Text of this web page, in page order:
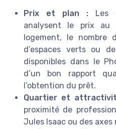
Prix et plan : Les
analysent le prix au
logement, le nombre
d’espaces verts ou
disponibles dans le
d’un bon rapport
l’obtention du prêt.
Quartier et
proximité de
Jules Isaac ou des